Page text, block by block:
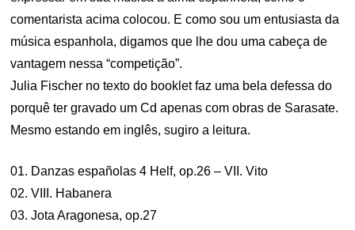
comentarista acima colocou. E como sou um entusiasta da
música espanhola, digamos que lhe dou uma cabeça de
vantagem nessa “competição”.
Julia Fischer no texto do booklet faz uma bela defessa do
porquê ter gravado um Cd apenas com obras de Sarasate.
Mesmo estando em inglês, sugiro a leitura.
01. Danzas españolas 4 Helf, op.26 – VII. Vito
02. VIII. Habanera
03. Jota Aragonesa, op.27